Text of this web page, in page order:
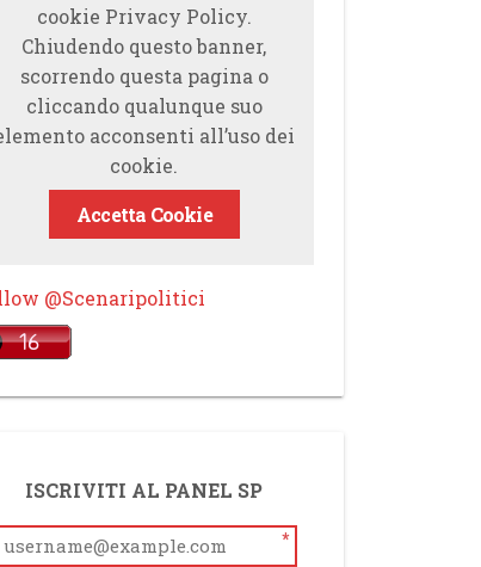
cookie Privacy Policy.
Chiudendo questo banner,
scorrendo questa pagina o
cliccando qualunque suo
acconsenti all’uso dei
cookie.
Accetta Cookie
@Scenaripolitici
ISCRIVITI AL PANEL SP
*